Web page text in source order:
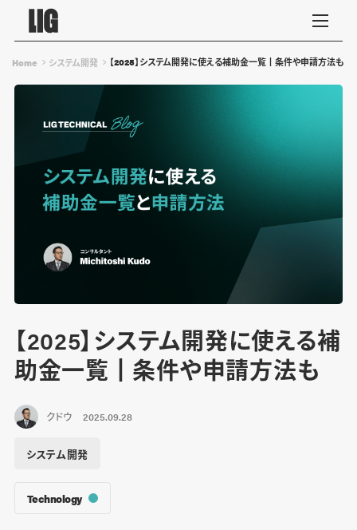
Home システム開発 【2025】システム開発に使える補助金一覧┃条件や申請方法も
【2025】システム開発に使える補
助金一覧┃条件や申請方法も
クドウ 2025.09.28
システム開発
Technology